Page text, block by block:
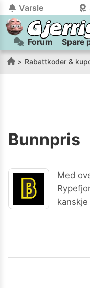
Varsle
Logg inn på
Send inn tips:
Har du et tips til meg?
Kamera
Velg bilde
PS: Vil du være med i
kontaktdetaljer i neste
Forum Spare
Rabattkoder &
Bunnpris
Med
har vi